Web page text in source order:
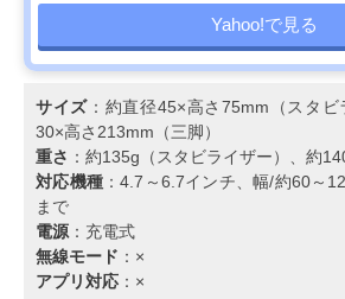
Yahoo!で見る
サイズ ：約直径45×高さ75mm（スタ
30×高さ213mm（三脚）
重さ ：約135g（スタビライザー）、約
対応機種 ：4.7～6.7インチ、幅/約60～
まで
電源 ：充電式
無線モード ：×
アプリ対応 ：×